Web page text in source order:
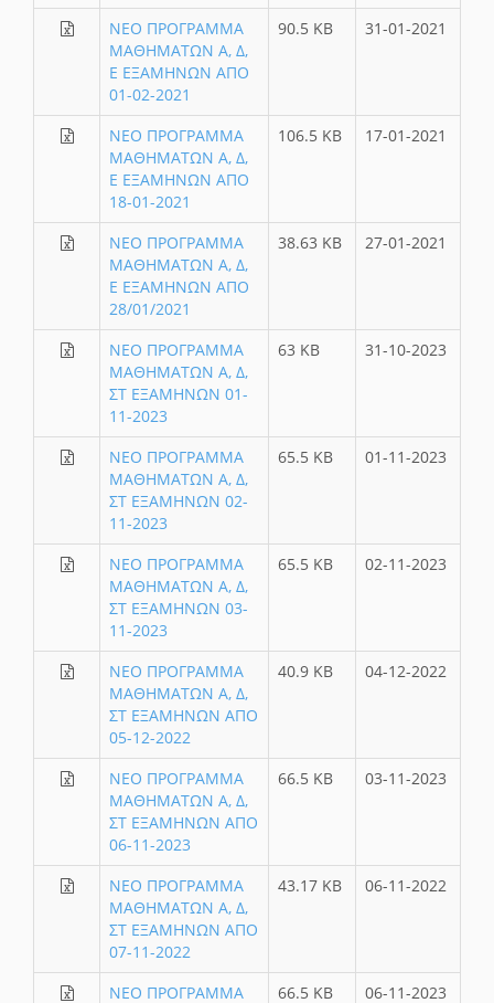
ΝΕΟ ΠΡΟΓΡΑΜΜΑ
ΜΑΘΗΜΑΤΩΝ Α, Δ,
Ε ΕΞΑΜΗΝΩΝ ΑΠΟ
01-02-2021
90.5 KB 31-01-2021
ΝΕΟ ΠΡΟΓΡΑΜΜΑ
ΜΑΘΗΜΑΤΩΝ Α, Δ,
Ε ΕΞΑΜΗΝΩΝ ΑΠΟ
18-01-2021
106.5 KB 17-01-2021
ΝΕΟ ΠΡΟΓΡΑΜΜΑ
ΜΑΘΗΜΑΤΩΝ Α, Δ,
Ε ΕΞΑΜΗΝΩΝ ΑΠΟ
28/01/2021
38.63 KB 27-01-2021
ΝΕΟ ΠΡΟΓΡΑΜΜΑ
ΜΑΘΗΜΑΤΩΝ Α, Δ,
ΣΤ ΕΞΑΜΗΝΩΝ 01-
11-2023
63 KB 31-10-2023
ΝΕΟ ΠΡΟΓΡΑΜΜΑ
ΜΑΘΗΜΑΤΩΝ Α, Δ,
ΣΤ ΕΞΑΜΗΝΩΝ 02-
11-2023
65.5 KB 01-11-2023
ΝΕΟ ΠΡΟΓΡΑΜΜΑ
ΜΑΘΗΜΑΤΩΝ Α, Δ,
ΣΤ ΕΞΑΜΗΝΩΝ 03-
11-2023
65.5 KB 02-11-2023
ΝΕΟ ΠΡΟΓΡΑΜΜΑ
ΜΑΘΗΜΑΤΩΝ Α, Δ,
ΣΤ ΕΞΑΜΗΝΩΝ ΑΠΟ
05-12-2022
40.9 KB 04-12-2022
ΝΕΟ ΠΡΟΓΡΑΜΜΑ
ΜΑΘΗΜΑΤΩΝ Α, Δ,
ΣΤ ΕΞΑΜΗΝΩΝ ΑΠΟ
06-11-2023
66.5 KB 03-11-2023
ΝΕΟ ΠΡΟΓΡΑΜΜΑ
ΜΑΘΗΜΑΤΩΝ Α, Δ,
ΣΤ ΕΞΑΜΗΝΩΝ ΑΠΟ
07-11-2022
43.17 KB 06-11-2022
ΝΕΟ ΠΡΟΓΡΑΜΜΑ 66.5 KB 06-11-2023